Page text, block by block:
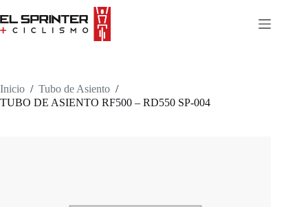
to
content
Inicio / Tubo de Asiento /
TUBO DE ASIENTO RF500 – RD550 SP-004